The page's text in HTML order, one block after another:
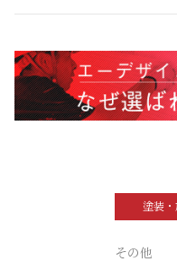
塗装
その他